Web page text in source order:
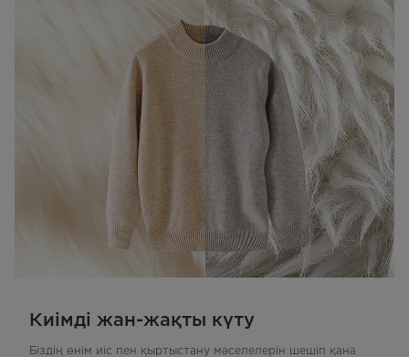
Киімді жан-жақты күту
Біздің өнім иіс пен қыртыстану мәселелерін шешіп қана